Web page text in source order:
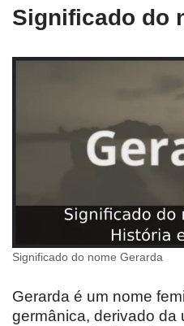
Significado do
Significado do nome Gerarda
Gerarda é um nome
germânica, derivado da